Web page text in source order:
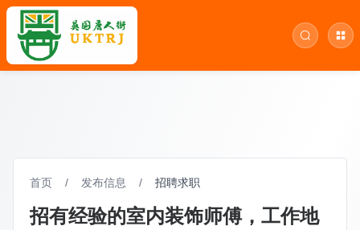
首页 / 发布信息 / 招聘求职
招有经验的室内装饰师傅，工作地